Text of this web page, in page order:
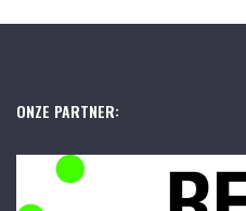
ONZE PARTNER: